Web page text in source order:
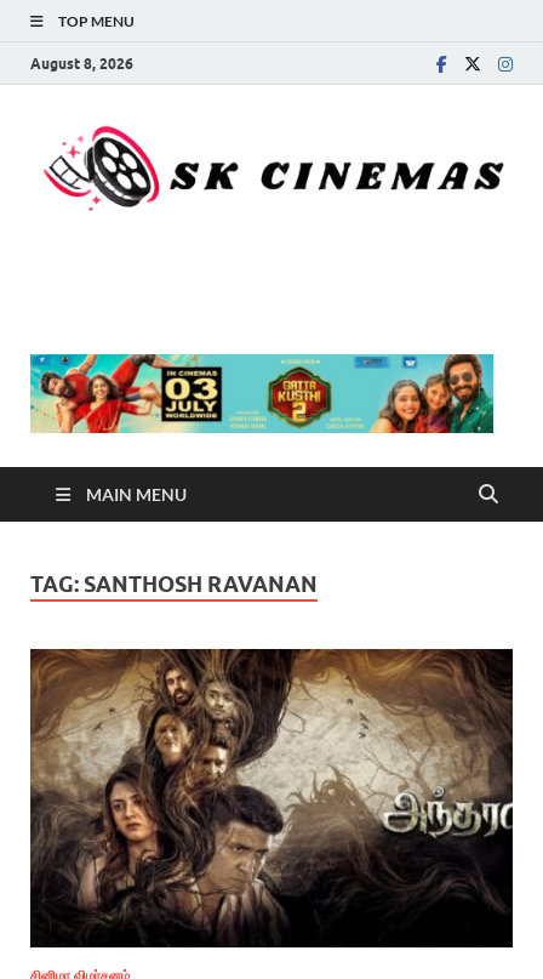
TOP MENU
August 8, 2026
MAIN MENU
TAG: SANTHOSH RAVANAN
சினிமா விமர்சனம்